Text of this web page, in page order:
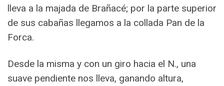
lleva a la majada de Brañacé; por la parte superior
de sus cabañas llegamos a la collada Pan de la
Forca.
Desde la misma y con un giro hacia el N., una
suave pendiente nos lleva, ganando altura,